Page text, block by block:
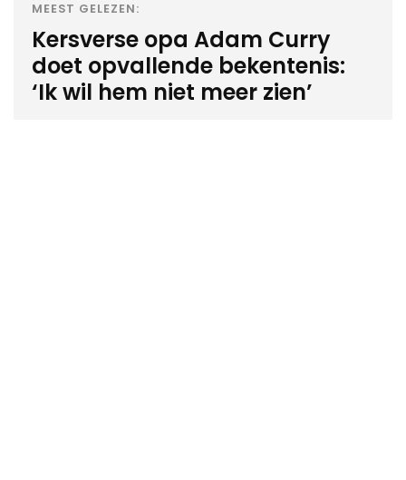
MEEST GELEZEN:
Kersverse opa Adam Curry
doet opvallende bekentenis:
‘Ik wil hem niet meer zien’